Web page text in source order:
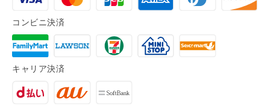
コンビニ決済
キャリア決済